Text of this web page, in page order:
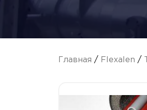
Главная / Flexalen /